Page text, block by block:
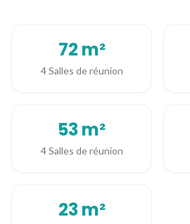
72 m²
4 Salles de réunion
53 m²
4 Salles de réunion
23 m²